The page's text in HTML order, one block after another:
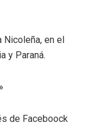
en el
y Paraná.
de Faceboock